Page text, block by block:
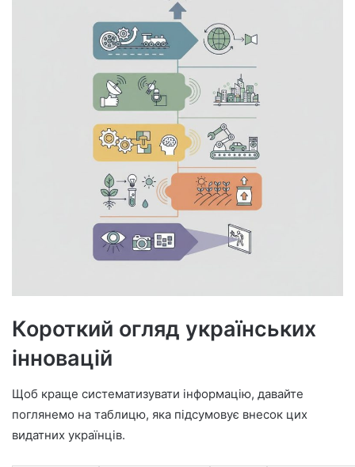
Короткий огляд українських
інновацій
Щоб краще систематизувати інформацію, давайте
поглянемо на таблицю, яка підсумовує внесок цих
видатних українців.